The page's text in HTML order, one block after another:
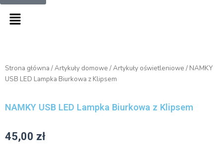
Menu
Strona główna /Artykuły domowe /Artykuły oświetleniowe / NAMKY
USB LED Lampka Biurkowa z Klipsem
NAMKY USB LED Lampka Biurkowa z Klipsem
45,00 zł